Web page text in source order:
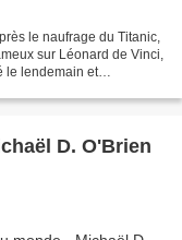
le naufrage du Titanic,
sur Léonard de Vinci,
le lendemain et
D. O'Brien